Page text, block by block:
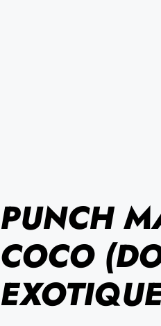
PUNCH
COCO